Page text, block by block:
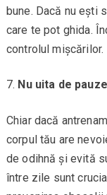
bune. Dacă nu ești
care te pot ghida.
controlul mișcărilor.
Nu uita de
Chiar dacă
corpul tău are
de odihnă și evită
între zile sunt